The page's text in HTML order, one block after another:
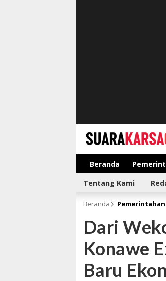
suarakarsa.com
Informasi terpercaya
Beranda
Tentang Kami
Beranda Pemerintahan
Dari
Konawe
Baru